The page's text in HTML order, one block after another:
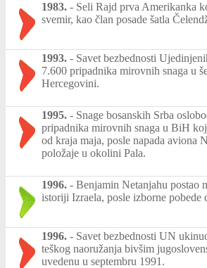
1983. - Seli Rajd prva Amerikanka
svemir, kao član posade šatla
1993. - Savet bezbednosti
7.600 pripadnika mirovnih snaga u
Hercegovini.
1995. - Snage bosanskih Srba
pripadnika mirovnih snaga u BiH
od kraja maja, posle napada aviona
položaje u okolini Pala.
1996. - Benjamin Netanjahu postao
istoriji Izraela, posle izborne pobede
1996. - Savet bezbednosti UN
teškog naoružanja bivšim
uvedenu u septembru 1991.